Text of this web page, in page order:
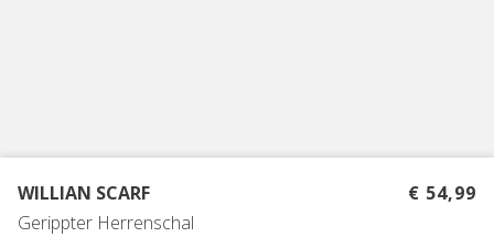
WILLIAN SCARF
Gerippter Herrenschal
€ 54,99